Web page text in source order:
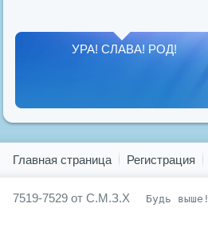
УРА! СЛАВА! РОД!
Главная страница Регистрация
7519-7529 от С.М.З.Х Будь выше!